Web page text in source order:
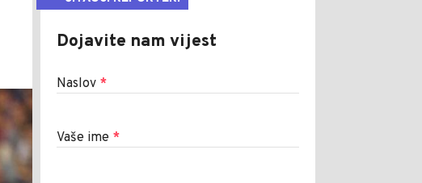
Dojavite nam vijest
Naslov *
Vaše ime *